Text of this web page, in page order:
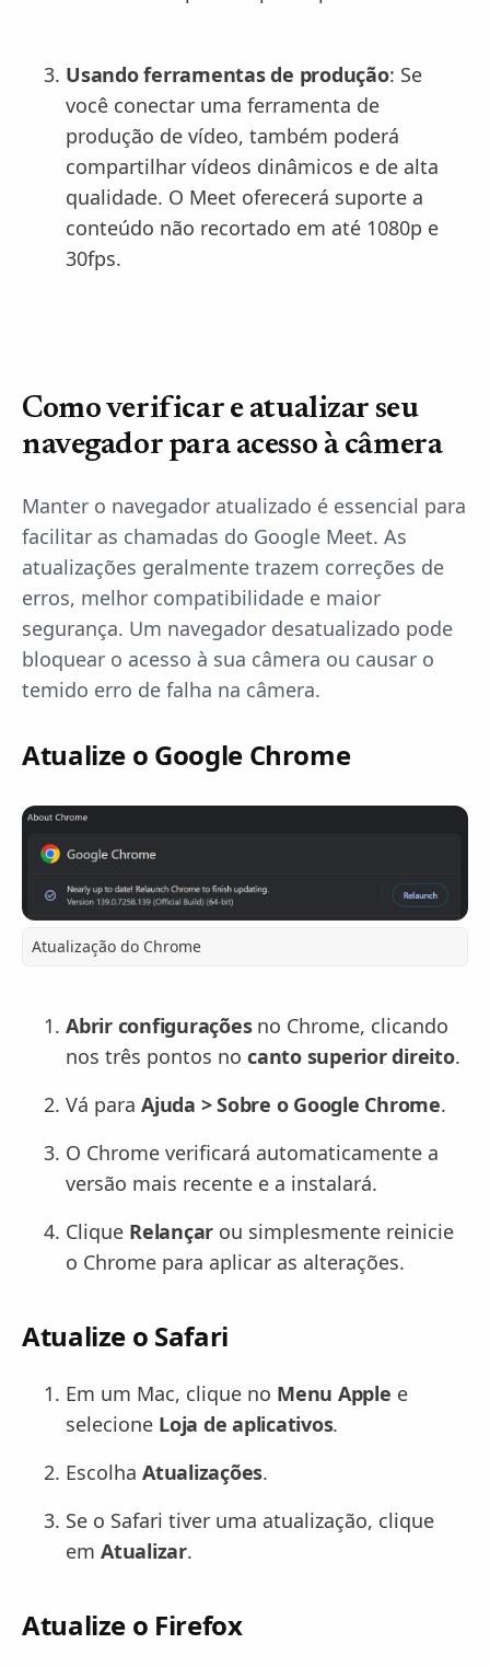
Usando ferramentas de produção: Se
você conectar uma ferramenta de
produção de vídeo, também poderá
compartilhar vídeos dinâmicos e de alta
qualidade. O Meet oferecerá suporte a
conteúdo não recortado em até 1080p e
30fps.
Como verificar e atualizar seu
navegador para acesso à câmera
Manter o navegador atualizado é essencial para
facilitar as chamadas do Google Meet. As
atualizações geralmente trazem correções de
erros, melhor compatibilidade e maior
segurança. Um navegador desatualizado pode
bloquear o acesso à sua câmera ou causar o
temido erro de falha na câmera.
Atualize o Google Chrome
Atualização do Chrome
Abrir configuraçõesno Chrome, clicando
nos três pontos no canto superior direito.
Vá para Ajuda > Sobre o Google Chrome.
O Chrome verificará automaticamente a
versão mais recente e a instalará.
Clique Relançar ou simplesmente reinicie
o Chrome para aplicar as alterações.
Atualize o Safari
Em um Mac, clique no Menu Apple e
selecione Loja de aplicativos.
Escolha Atualizações.
Se o Safari tiver uma atualização, clique
em Atualizar.
Atualize o Firefox